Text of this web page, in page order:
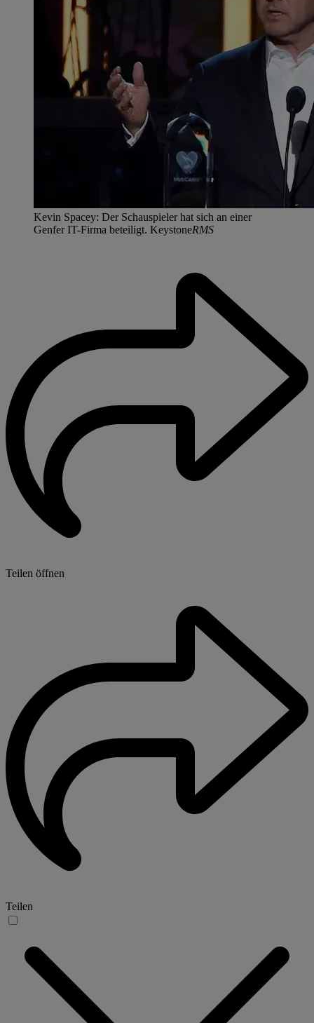
Kevin Spacey: Der Schauspieler hat sich an einer
Genfer IT-Firma beteiligt. KeystoneRMS
Teilen öffnen
Teilen